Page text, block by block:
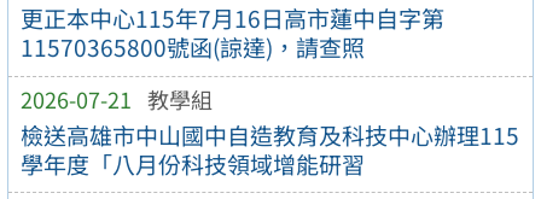
更正本中心115年7月16日高市蓮中自字第
11570365800號函(諒達)，請查照
2026-07-21 教學組
檢送高雄市中山國中自造教育及科技中心辦理115
學年度「八月份科技領域增能研習